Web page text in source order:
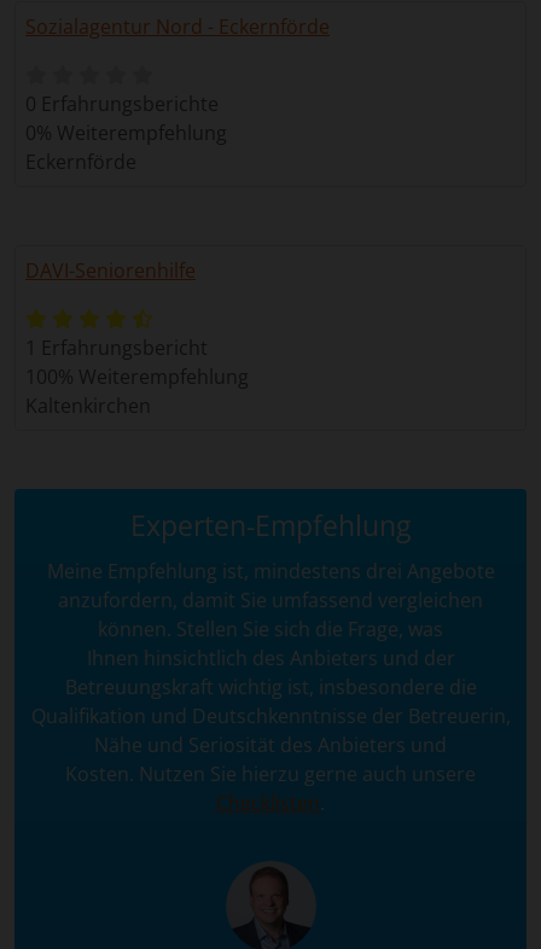
Sozialagentur Nord - Eckernförde
0 Erfahrungsberichte
0% Weiterempfehlung
Eckernförde
DAVI-Seniorenhilfe
1 Erfahrungsbericht
100% Weiterempfehlung
Kaltenkirchen
Experten-Empfehlung
Meine Empfehlung ist, mindestens drei Angebote
anzufordern, damit Sie umfassend vergleichen
können. Stellen Sie sich die Frage, was
Ihnen hinsichtlich des Anbieters und der
Betreuungskraft wichtig ist, insbesondere die
Qualifikation und Deutschkenntnisse der Betreuerin,
Nähe und Seriosität des Anbieters und
Kosten. Nutzen Sie hierzu gerne auch unsere
Checklisten.